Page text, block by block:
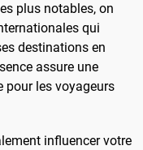
plus notables, on
qui
destinations en
assure une
pour les voyageurs
influencer votre